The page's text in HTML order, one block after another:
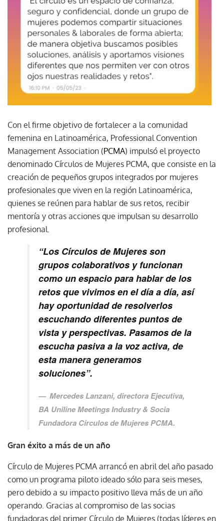
Con el firme objetivo de fortalecer a la comunidad
femenina en Latinoamérica, Professional Convention
Management Association (PCMA) impulsó el proyecto
denominado Círculos de Mujeres PCMA, que consiste en la
creación de pequeños grupos integrados por mujeres
profesionales que viven en la región Latinoamérica,
quienes se reúnen para hablar de sus retos, recibir
mentoría y otras acciones que impulsan su desarrollo
profesional.
“Los Círculos de Mujeres son
grupos colaborativos y funcionan
como un espacio para hablar de los
retos que vivimos en el día a día, así
hay oportunidad de resolverlos
escuchando diferentes puntos de
vista y perspectivas. Pasamos de la
escucha pasiva a la voz activa, de
esta manera generamos
soluciones”.
Mercedes Lanzani, directora Ejecutiva,
BA Uniline Meetings Industry & Socia
Fundadora Círculos de Mujeres PCMA.
Gran éxito a más de un año
Círculo de Mujeres PCMA arrancó en abril del año pasado
como un programa piloto ideado sólo para seis meses,
pero debido a su impacto positivo lleva más de un año
operando. Gracias al compromiso de las socias
fundadoras del primer Círculo de Mujeres (todas líderes en